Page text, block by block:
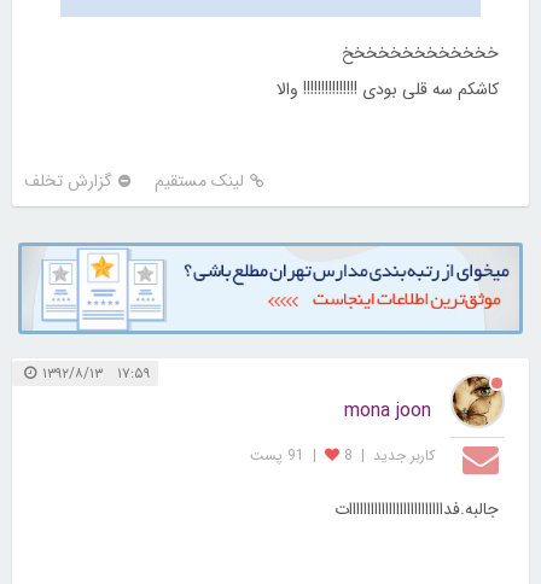
خخخخخخخخخخخخخ
کاشکم سه قلی بودی !!!!!!!!!!!!!!! والا
لینک مستقیم گزارش تخلف
۱۷:۵۹ ۱۳۹۲/۸/۱۳
mona joon
کاربر جديد |
8
| 91 پست
جالبه.فداااااااااااااااااااااااااات